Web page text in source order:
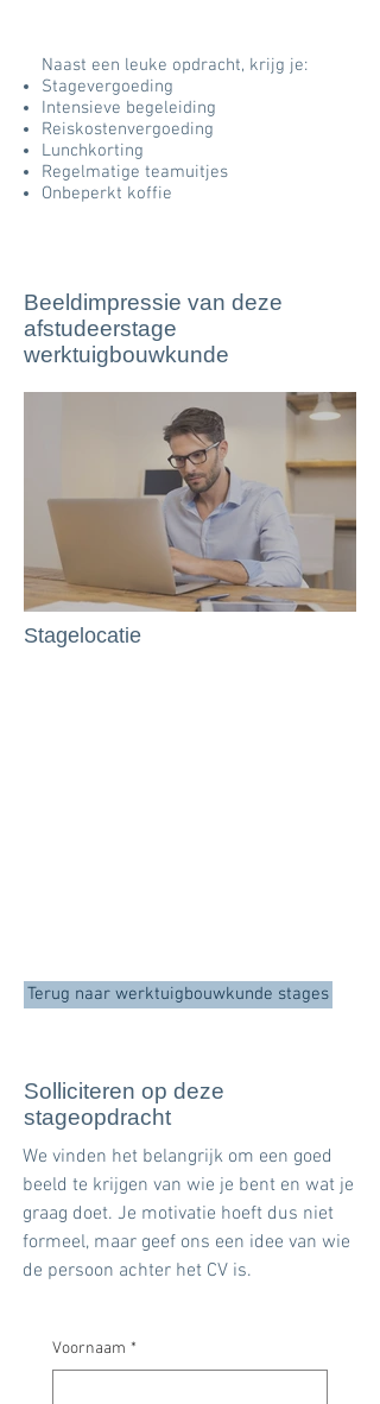
Naast een leuke opdracht, krijg je:
Stagevergoeding
Intensieve begeleiding
Reiskostenvergoeding
Lunchkorting
Regelmatige teamuitjes
Onbeperkt koffie
Beeldimpressie van deze
afstudeerstage
werktuigbouwkunde
Stagelocatie
Terug naar werktuigbouwkunde stages
Solliciteren op deze
stageopdracht
We vinden het belangrijk om een goed
beeld te krijgen van wie je bent en wat je
graag doet. Je motivatie hoeft dus niet
formeel, maar geef ons een idee van wie
de persoon achter het CV is.
Voornaam *